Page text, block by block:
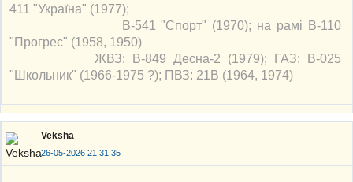
411 "Україна" (1977);
В-541 "Спорт" (1970); на рамі В-110
"Прогрес" (1958, 1950)
ЖВЗ: В-849 Десна-2 (1979); ГАЗ: В-025
"Школьник" (1966-1975 ?); ПВЗ: 21В (1964, 1974)
Veksha
26-05-2026 21:31:35